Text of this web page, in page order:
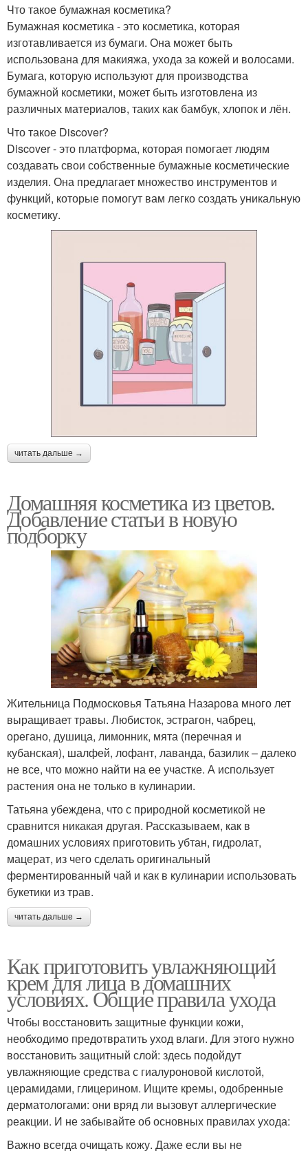
Что такое бумажная косметика?
Бумажная косметика - это косметика, которая
изготавливается из бумаги. Она может быть
использована для макияжа, ухода за кожей и волосами.
Бумага, которую используют для производства
бумажной косметики, может быть изготовлена из
различных материалов, таких как бамбук, хлопок и лён.
Что такое Discover?
Discover - это платформа, которая помогает людям
создавать свои собственные бумажные косметические
изделия. Она предлагает множество инструментов и
функций, которые помогут вам легко создать уникальную
косметику.
читать дальше →
Домашняя косметика из цветов.
Добавление статьи в новую
подборку
Жительница Подмосковья Татьяна Назарова много лет
выращивает травы. Любисток, эстрагон, чабрец,
орегано, душица, лимонник, мята (перечная и
кубанская), шалфей, лофант, лаванда, базилик – далеко
не все, что можно найти на ее участке. А использует
растения она не только в кулинарии.
Татьяна убеждена, что с природной косметикой не
сравнится никакая другая. Рассказываем, как в
домашних условиях приготовить убтан, гидролат,
мацерат, из чего сделать оригинальный
ферментированный чай и как в кулинарии использовать
букетики из трав.
читать дальше →
Как приготовить увлажняющий
крем для лица в домашних
условиях. Общие правила ухода
Чтобы восстановить защитные функции кожи,
необходимо предотвратить уход влаги. Для этого нужно
восстановить защитный слой: здесь подойдут
увлажняющие средства с гиалуроновой кислотой,
церамидами, глицерином. Ищите кремы, одобренные
дерматологами: они вряд ли вызовут аллергические
реакции. И не забывайте об основных правилах ухода:
Важно всегда очищать кожу. Даже если вы не